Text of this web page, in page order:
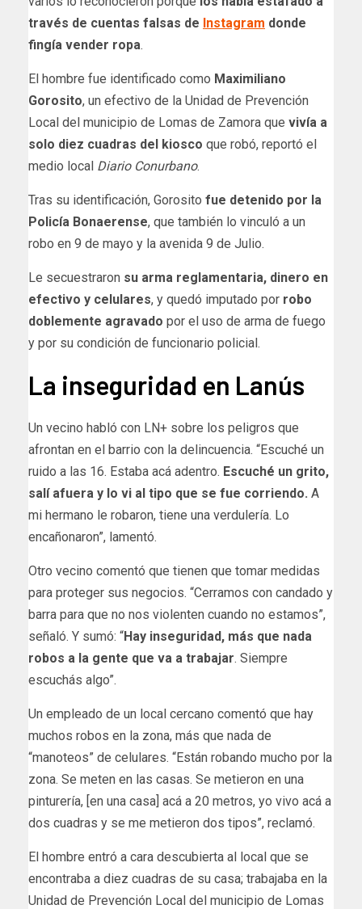
través de cuentas falsas de Instagram donde
fingía vender ropa.
El hombre fue identificado como Maximiliano
Gorosito, un efectivo de la Unidad de Prevención
Local del municipio de Lomas de Zamora que vivía a
solo diez cuadras del kiosco que robó, reportó el
medio local Diario Conurbano.
Tras su identificación, Gorosito fue detenido por la
Policía Bonaerense, que también lo vinculó a un
robo en 9 de mayo y la avenida 9 de Julio.
Le secuestraron su arma reglamentaria, dinero en
efectivo y celulares, y quedó imputado por robo
doblemente agravado por el uso de arma de fuego
y por su condición de funcionario policial.
La inseguridad en Lanús
Un vecino habló con LN+ sobre los peligros que
afrontan en el barrio con la delincuencia. “Escuché un
ruido a las 16. Estaba acá adentro. Escuché un grito,
salí afuera y lo vi al tipo que se fue corriendo. A
mi hermano le robaron, tiene una verdulería. Lo
encañonaron”, lamentó.
Otro vecino comentó que tienen que tomar medidas
para proteger sus negocios. “Cerramos con candado y
barra para que no nos violenten cuando no estamos”,
señaló. Y sumó: “Hay inseguridad, más que nada
robos a la gente que va a trabajar. Siempre
escuchás algo”.
Un empleado de un local cercano comentó que hay
muchos robos en la zona, más que nada de
“manoteos” de celulares. “Están robando mucho por la
zona. Se meten en las casas. Se metieron en una
pinturería, [en una casa] acá a 20 metros, yo vivo acá a
dos cuadras y se me metieron dos tipos”, reclamó.
​El hombre entró a cara descubierta al local que se
encontraba a diez cuadras de su casa; trabajaba en la
Unidad de Prevención Local del municipio de Lomas